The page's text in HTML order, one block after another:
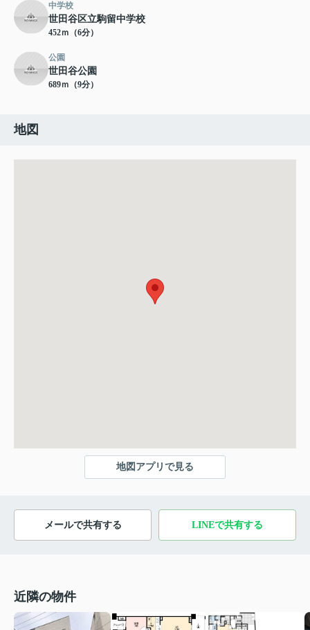
中学校
世田谷区立駒留中学校
452ｍ（6分）
公園
世田谷公園
689ｍ（9分）
地図
地図アプリで見る
メールで共有する LINEで共有する
近隣の物件